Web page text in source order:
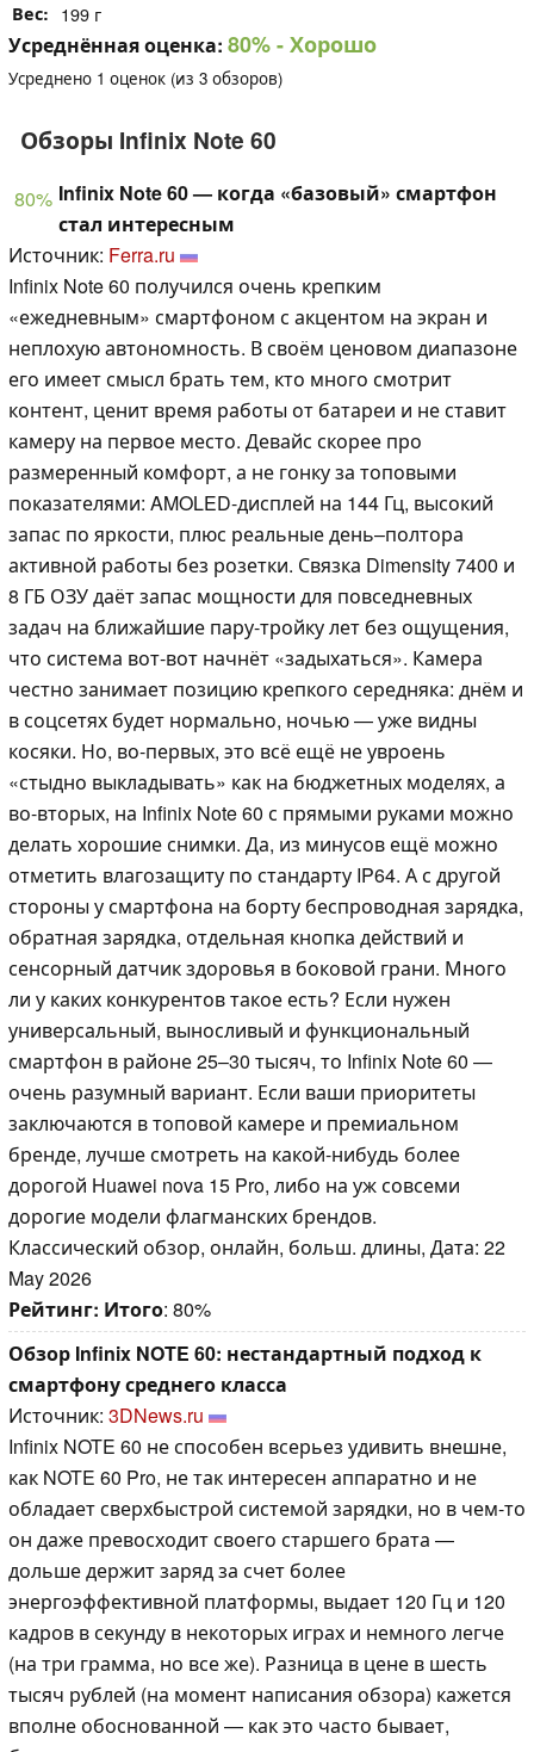
Вес 199 г
Усреднённая оценка: 80%- Хорошо
Усреднено 1 оценок (из 3 обзоров)
Обзоры Infinix Note 60
80% Infinix Note 60 — когда «базовый» смартфон
стал интересным
Источник: Ferra.ru
Infinix Note 60 получился очень крепким
«ежедневным» смартфоном с акцентом на экран и
неплохую автономность. В своём ценовом диапазоне
его имеет смысл брать тем, кто много смотрит
контент, ценит время работы от батареи и не ставит
камеру на первое место. Девайс скорее про
размеренный комфорт, а не гонку за топовыми
показателями: AMOLED-дисплей на 144 Гц, высокий
запас по яркости, плюс реальные день–полтора
активной работы без розетки. Связка Dimensity 7400 и
8 ГБ ОЗУ даёт запас мощности для повседневных
задач на ближайшие пару-тройку лет без ощущения,
что система вот-вот начнёт «задыхаться». Камера
честно занимает позицию крепкого середняка: днём и
в соцсетях будет нормально, ночью — уже видны
косяки. Но, во-первых, это всё ещё не увроень
«стыдно выкладывать» как на бюджетных моделях, а
во-вторых, на Infinix Note 60 с прямыми руками можно
делать хорошие снимки. Да, из минусов ещё можно
отметить влагозащиту по стандарту IP64. А с другой
стороны у смартфона на борту беспроводная зарядка,
обратная зарядка, отдельная кнопка действий и
сенсорный датчик здоровья в боковой грани. Много
ли у каких конкурентов такое есть? Если нужен
универсальный, выносливый и функциональный
смартфон в районе 25–30 тысяч, то Infinix Note 60 —
очень разумный вариант. Если ваши приоритеты
заключаются в топовой камере и премиальном
бренде, лучше смотреть на какой-нибудь более
дорогой Huawei nova 15 Pro, либо на уж совсеми
дорогие модели флагманских брендов.
Классический обзор, онлайн, больш. длины, Дата: 22
May 2026
Рейтинг: Итого: 80%
Обзор Infinix NOTE 60: нестандартный подход к
смартфону среднего класса
Источник: 3DNews.ru
Infinix NOTE 60 не способен всерьез удивить внешне,
как NOTE 60 Pro, не так интересен аппаратно и не
обладает сверхбыстрой системой зарядки, но в чем-то
он даже превосходит своего старшего брата —
дольше держит заряд за счет более
энергоэффективной платформы, выдает 120 Гц и 120
кадров в секунду в некоторых играх и немного легче
(на три грамма, но все же). Разница в цене в шесть
тысяч рублей (на момент написания обзора) кажется
вполне обоснованной — как это часто бывает,